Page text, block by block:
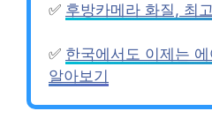
✅ 후방카메라 화질, 최
✅ 한국에서도 이제는
알아보기